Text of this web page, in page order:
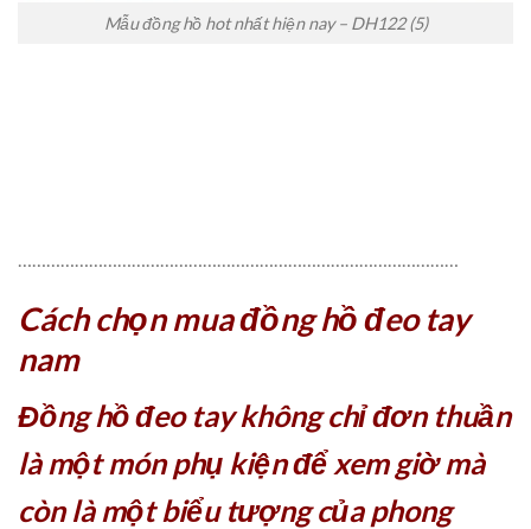
Mẫu đồng hồ hot nhất hiện nay – DH122 (5)
…………………………………………………………………………………
Cách chọn mua đồng hồ đeo tay
nam
Đồng hồ đeo tay không chỉ đơn thuần
là một món phụ kiện để xem giờ mà
còn là một biểu tượng của phong